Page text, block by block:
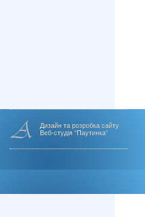
Дизайн та розробка сайту
Веб-студія "Паутинка"